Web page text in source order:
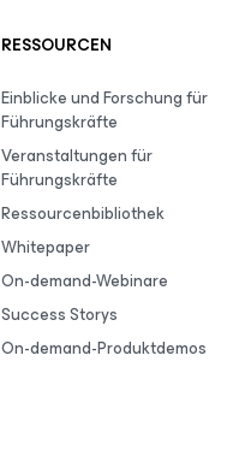
RESSOURCEN
Einblicke und Forschung für
Führungskräfte
Veranstaltungen für
Führungskräfte
Ressourcenbibliothek
Whitepaper
On-demand-Webinare
Success Storys
On-demand-Produktdemos